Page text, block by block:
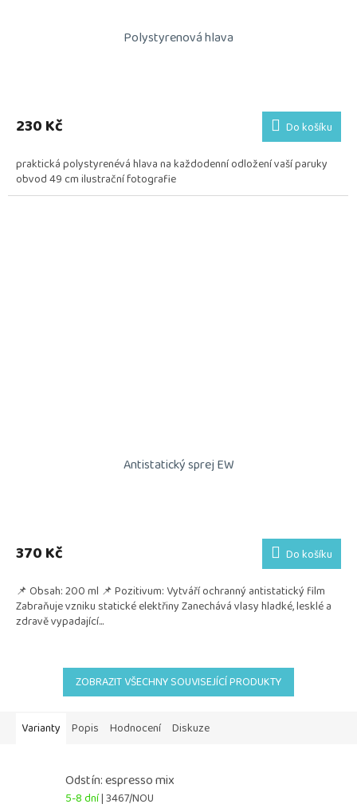
Polystyrenová hlava
230 Kč Do košíku
praktická polystyrenévá hlava na každodenní odložení vaší paruky
obvod 49 cm ilustrační fotografie
Antistatický sprej EW
370 Kč Do košíku
📌 Obsah: 200 ml 📌 Pozitivum: Vytváří ochranný antistatický film
Zabraňuje vzniku statické elektřiny Zanechává vlasy hladké, lesklé a
zdravě vypadající...
ZOBRAZIT VŠECHNY SOUVISEJÍCÍ PRODUKTY
Varianty Popis Hodnocení Diskuze
Odstín: espresso mix
5-8 dní| 3467/NOU